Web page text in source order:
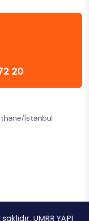
20
İstanbul
UMRR YAPI